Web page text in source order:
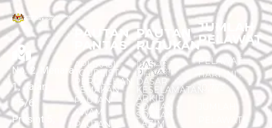
No. 2, Menara
1, Jalan
P5/6,
Presint 5,
PAUTAN
PANTAS
APLIKASI
TOURLIST
PEROLEHAN
SEMAKAN
PAUTAN
AWAM
PAUTAN
PAUTAN
RUJUKAN
DASAR
PRIVASI
DASAR
KESELAMATAN
ARKIB
SOALAN -
SOALAN
LAZIM
JUMLAH
PELAWAT
PELAWAT
HARI INI :
PELAWAT